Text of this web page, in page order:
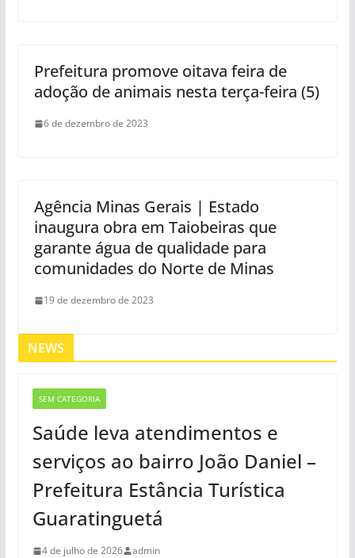
Prefeitura promove oitava feira de
adoção de animais nesta terça-feira (5)
6 de dezembro de 2023
Agência Minas Gerais | Estado
inaugura obra em Taiobeiras que
garante água de qualidade para
comunidades do Norte de Minas
19 de dezembro de 2023
NEWS
SEM CATEGORIA
Saúde leva atendimentos e
serviços ao bairro João Daniel –
Prefeitura Estância Turística
Guaratinguetá
4 de julho de 2026 admin